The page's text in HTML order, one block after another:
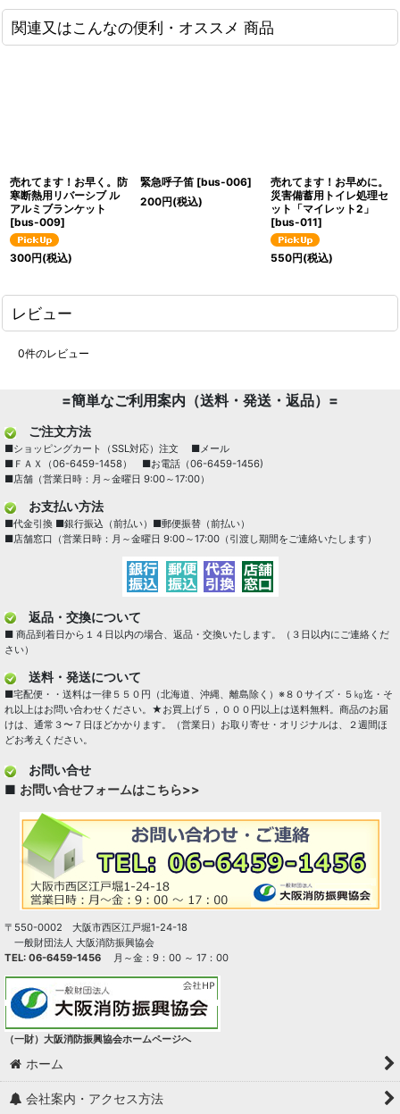
関連又はこんなの便利・オススメ 商品
売れてます！お早く。防
寒断熱用リバーシブ ル
アルミブランケット
[bus-009]
300円(税込)
緊急呼子笛 [bus-006]
200円(税込)
売れてます！お早めに。
災害備蓄用トイレ処理セ
ット「マイレット2」
[bus-011]
550円(税込)
レビュー
0件のレビュー
=簡単なご利用案内（送料・発送・返品）=
ご注文方法
■ショッピングカート（SSL対応）注文 ■メール
■ＦＡＸ（06-6459-1458） ■お電話（06-6459-1456)
■店舗（営業日時：月～金曜日 9:00～17:00）
お支払い方法
■代金引換 ■銀行振込（前払い）■郵便振替（前払い）
■店舗窓口（営業日時：月～金曜日 9:00～17:00（引渡し期間をご連絡いたします）
返品・交換について
■ 商品到着日から１４日以内の場合、返品・交換いたします。（３日以内にご連絡くだ
さい）
送料・発送について
■宅配便・・送料は一律５５０円（北海道、沖縄、離島除く）※８０サイズ・５㎏迄・そ
れ以上はお問い合わせください。★お買上げ５，０００円以上は送料無料。商品のお届
けは、通常３〜７日ほどかかります。（営業日）お取り寄せ・オリジナルは、２週間ほ
どお考えください。
お問い合せ
■ お問い合せフォームはこちら>>
〒550-0002 大阪市西区江戸堀1-24-18
一般財団法人 大阪消防振興協会
TEL: 06-6459-1456 月～金：9：00 ～ 17：00
（一財）大阪消防振興協会ホームページへ
ホーム
会社案内・アクセス方法